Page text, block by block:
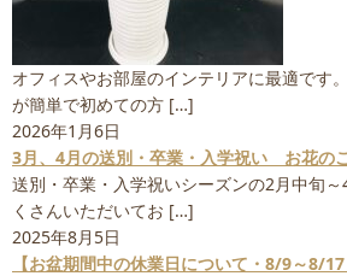
オフィスやお部屋のインテリアに最適です
が簡単で初めての方 […]
2026年1月6日
3月、4月の送別・卒業・入学祝い お花の
送別・卒業・入学祝いシーズンの2月中旬
くさんいただいてお […]
2025年8月5日
【お盆期間中の休業日について・8/9～8/17